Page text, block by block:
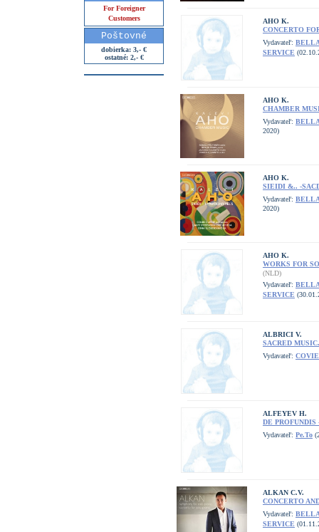
For Foreigner
Customers
Poštovné
dobierka: 3,- €
ostatné: 2,- €
AHO K.
CONCERTO
Vydavateľ:
SERVICE
AHO K.
CHAMBER
Vydavateľ:
2020)
AHO K.
SIEIDI &.. -
Vydavateľ:
2020)
AHO K.
WORKS FOR
(NLD)
Vydavateľ:
SERVICE
ALBRICI V.
SACRED
Vydavateľ:
ALFEYEV H.
DE PROFUNDIS
Vydavateľ: Pe.To
ALKAN C.V.
CONCERTO
Vydavateľ:
SERVICE